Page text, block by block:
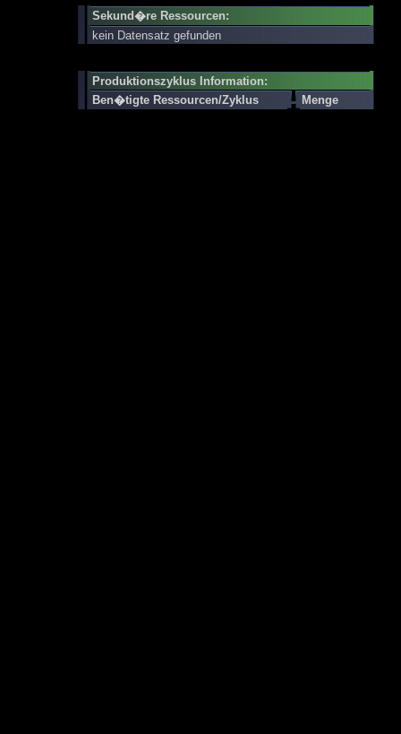
Sekund�re Ressourcen:
kein Datensatz gefunden
Produktionszyklus Information:
Ben�tigte Ressourcen/Zyklus
Menge